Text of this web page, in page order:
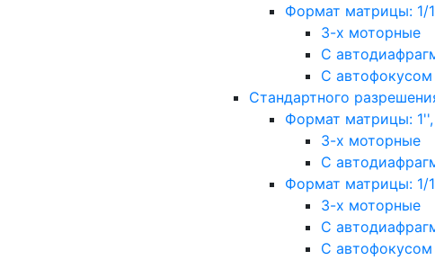
Формат матрицы: 1/
3-х моторные
С
С автофокусом
Стандартного
Формат матрицы:
3-х моторные
С
Формат матрицы: 1/
3-х моторные
С
С автофокусом